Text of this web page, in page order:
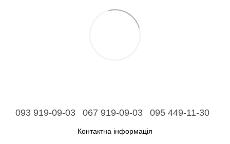
093 919-09-03 067 919-09-03 095 449-11-30
Контактна інформація